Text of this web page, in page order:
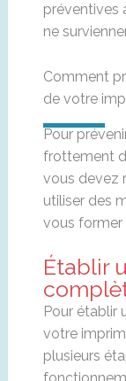
préventives
ne
Comment
de votre
Pour
frottement
vous devez
utiliser des
vous former
Établir
Pour établir
votre
plusieurs